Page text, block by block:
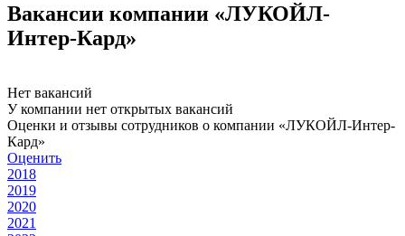
Вакансии компании «ЛУКОЙЛ-
Интер-Кард»
Нет вакансий
У компании нет открытых вакансий
Оценки и отзывы сотрудников о компании «ЛУКОЙЛ-Интер-
Кард»
Оценить
2018
2019
2020
2021